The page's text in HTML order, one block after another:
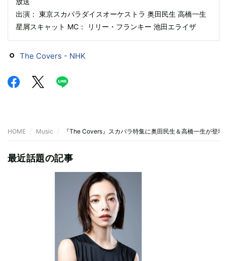
出演： 東京スカパラダイスオーケストラ 奥田民生 高橋一生
星屑スキャット MC： リリー・フランキー 池田エライザ
The Covers - NHK
HOME Music 『The Covers』スカパラ特集に奥田民生＆高橋一生が登場
最近話題の記事